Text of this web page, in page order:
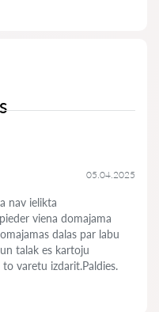
05.04.2025
nav ielikta
viena domajama
dalas par labu
talak es kartoju
varetu izdarit.Paldies.